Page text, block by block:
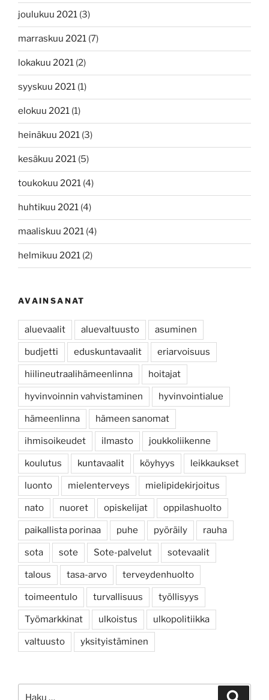
joulukuu 2021 (3)
marraskuu 2021 (7)
lokakuu 2021 (2)
syyskuu 2021 (1)
elokuu 2021 (1)
heinäkuu 2021 (3)
kesäkuu 2021 (5)
toukokuu 2021 (4)
huhtikuu 2021 (4)
maaliskuu 2021 (4)
helmikuu 2021 (2)
AVAINSANAT
aluevaalit aluevaltuusto asuminen
budjetti eduskuntavaalit eriarvoisuus
hiilineutraalihämeenlinna hoitajat
hyvinvoinnin vahvistaminen hyvinvointialue
hämeenlinna hämeen sanomat
ihmisoikeudet ilmasto joukkoliikenne
koulutus kuntavaalit köyhyys leikkaukset
luonto mielenterveys mielipidekirjoitus
nato nuoret opiskelijat oppilashuolto
paikallista porinaa puhe pyöräily rauha
sota sote Sote-palvelut sotevaalit
talous tasa-arvo terveydenhuolto
toimeentulo turvallisuus työllisyys
Työmarkkinat ulkoistus ulkopolitiikka
valtuusto yksityistäminen